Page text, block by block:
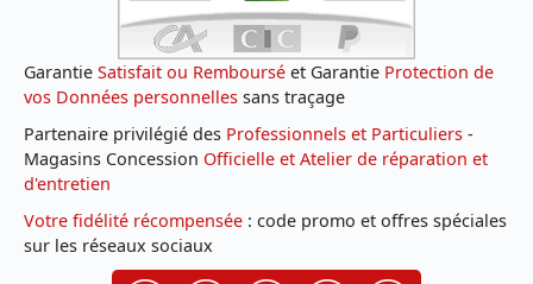
Garantie Satisfait ou Remboursé et Garantie Protection de
vos Données personnelles sans traçage
Partenaire privilégié des Professionnels et Particuliers -
Magasins Concession Officielle et Atelier de réparation et
d'entretien
Votre fidélité récompensée : code promo et offres spéciales
sur les réseaux sociaux